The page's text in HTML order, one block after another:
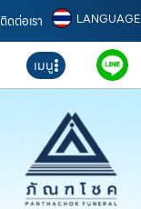
ติดต่อเรา LANGUAGE
เมนู